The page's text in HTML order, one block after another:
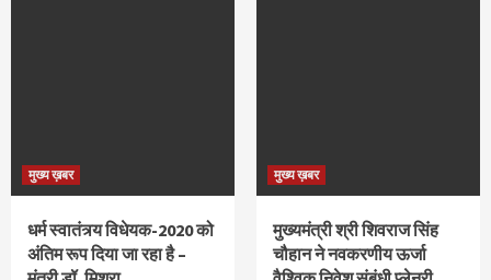
मुख्य ख़बर
धर्म स्वातंत्र्य विधेयक-2020 को
अंतिम रूप दिया जा रहा है –
मुख्य ख़बर
मुख्यमंत्री श्री शिवराज सिंह
चौहान ने नवकरणीय ऊर्जा